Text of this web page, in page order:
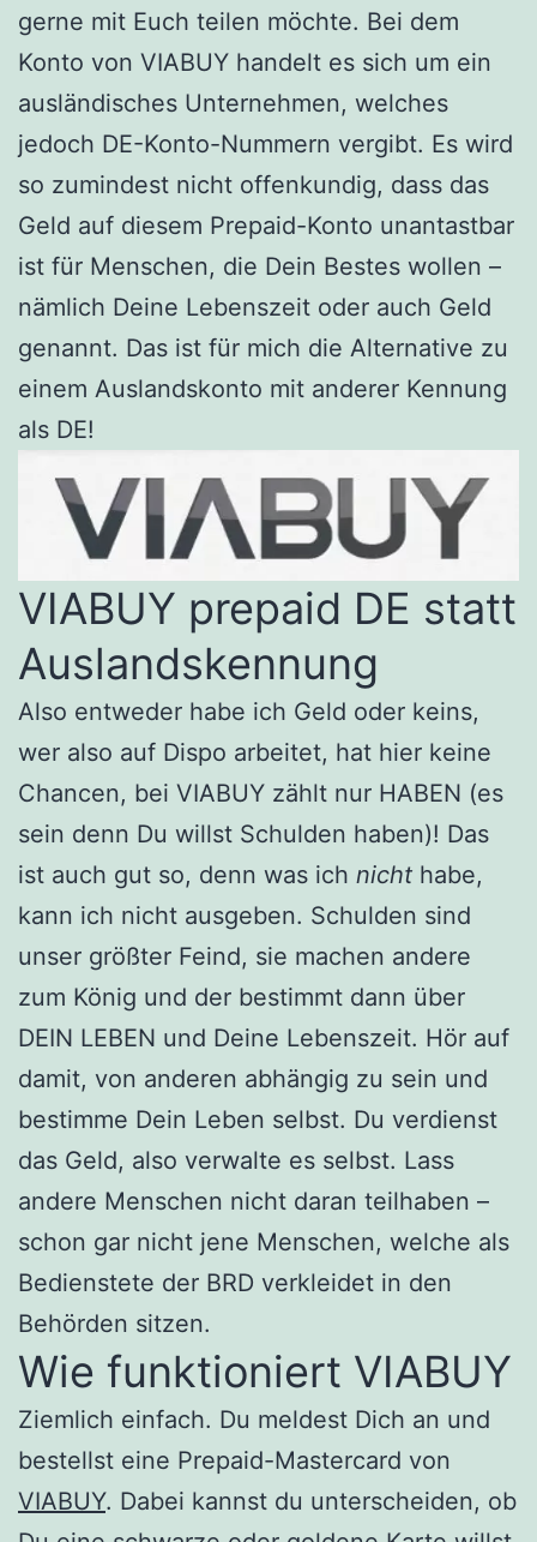
gerne mit Euch teilen möchte. Bei dem
Konto von VIABUY handelt es sich um ein
ausländisches Unternehmen, welches
jedoch DE-Konto-Nummern vergibt. Es wird
so zumindest nicht offenkundig, dass das
Geld auf diesem Prepaid-Konto unantastbar
ist für Menschen, die Dein Bestes wollen –
nämlich Deine Lebenszeit oder auch Geld
genannt. Das ist für mich die Alternative zu
einem Auslandskonto mit anderer Kennung
als DE!
VIABUY prepaid DE statt
Auslandskennung
Also entweder habe ich Geld oder keins,
wer also auf Dispo arbeitet, hat hier keine
Chancen, bei VIABUY zählt nur HABEN (es
sein denn Du willst Schulden haben)! Das
ist auch gut so, denn was ich nicht habe,
kann ich nicht ausgeben. Schulden sind
unser größter Feind, sie machen andere
zum König und der bestimmt dann über
DEIN LEBEN und Deine Lebenszeit. Hör auf
damit, von anderen abhängig zu sein und
bestimme Dein Leben selbst. Du verdienst
das Geld, also verwalte es selbst. Lass
andere Menschen nicht daran teilhaben –
schon gar nicht jene Menschen, welche als
Bedienstete der BRD verkleidet in den
Behörden sitzen.
Wie funktioniert VIABUY
Ziemlich einfach. Du meldest Dich an und
bestellst eine Prepaid-Mastercard von
VIABUY. Dabei kannst du unterscheiden, ob